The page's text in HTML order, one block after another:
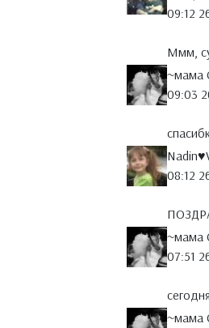
09:12
Ммм,
~мама
09:03
08:12
~мама
07:51
~мама